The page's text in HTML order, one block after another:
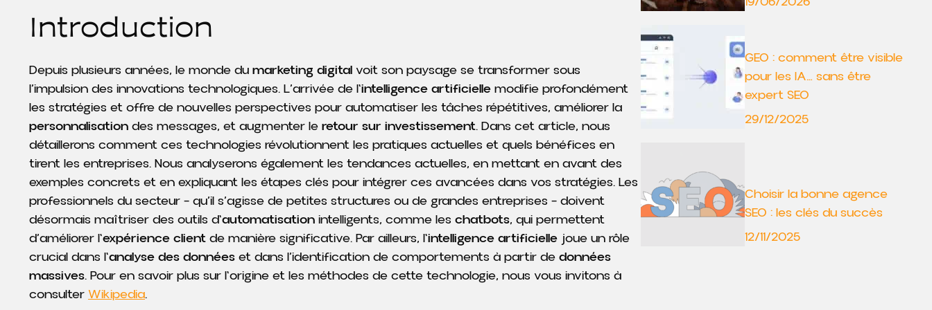
Introduction
Depuis plusieurs années, le monde du marketing digital voit son paysage se transformer sous
l’impulsion des innovations technologiques. L’arrivée de l'intelligence artificielle modifie profondément
les stratégies et offre de nouvelles perspectives pour automatiser les tâches répétitives, améliorer la
personnalisation des messages, et augmenter le retour sur investissement. Dans cet article, nous
détaillerons comment ces technologies révolutionnent les pratiques actuelles et quels bénéfices en
tirent les entreprises. Nous analyserons également les tendances actuelles, en mettant en avant des
exemples concrets et en expliquant les étapes clés pour intégrer ces avancées dans vos stratégies. Les
professionnels du secteur – qu’il s’agisse de petites structures ou de grandes entreprises – doivent
désormais maîtriser des outils d'automatisation intelligents, comme les chatbots, qui permettent
d’améliorer l'expérience client de manière significative. Par ailleurs, l'intelligence artificielle joue un rôle
crucial dans l'analyse des données et dans l’identification de comportements à partir de données
massives. Pour en savoir plus sur l'origine et les méthodes de cette technologie, nous vous invitons à
consulter Wikipedia.
GEO : comment être visible
pour les IA… sans être
expert SEO
29/12/2025
Choisir la bonne agence
SEO : les clés du succès
12/11/2025